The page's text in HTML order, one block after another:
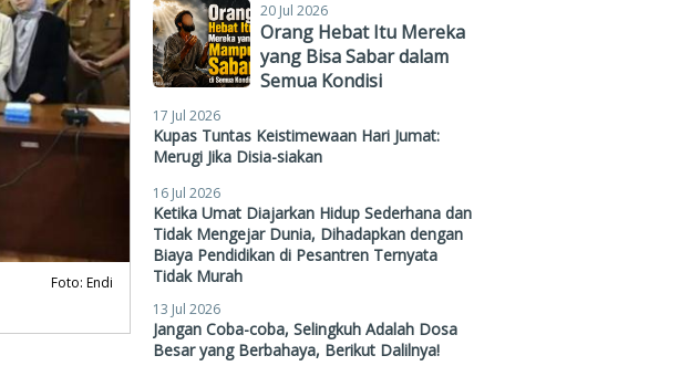
Foto: Endi
20 Jul 2026
Orang Hebat Itu Mereka
yang Bisa Sabar dalam
Semua Kondisi
17 Jul 2026
Kupas Tuntas Keistimewaan Hari Jumat:
Merugi Jika Disia-siakan
16 Jul 2026
Ketika Umat Diajarkan Hidup Sederhana dan
Tidak Mengejar Dunia, Dihadapkan dengan
Biaya Pendidikan di Pesantren Ternyata
Tidak Murah
13 Jul 2026
Jangan Coba-coba, Selingkuh Adalah Dosa
Besar yang Berbahaya, Berikut Dalilnya!